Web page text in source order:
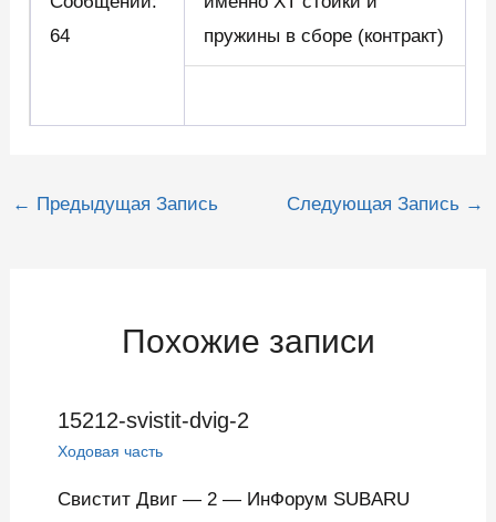
64
пружины в сборе (контракт)
Навигация
← Предыдущая Запись Следующая Запись →
Похожие записи
15212-svistit-dvig-2
Ходовая часть
Свистит Двиг — 2 — ИнФорум SUBARU